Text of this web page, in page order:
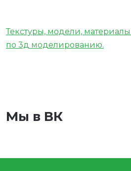
Текстуры, модели,
по 3д моделированию.
Мы в ВК